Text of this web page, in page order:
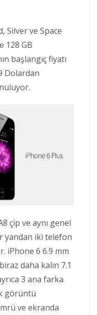
Silver ve Space
128 GB
başlangıç fiyatı
Dolardan
çip ve aynı genel
yandan iki telefon
iPhone 6 6.9 mm
daha kalın 7.1
3 ana farka
görüntü
ve ekranda